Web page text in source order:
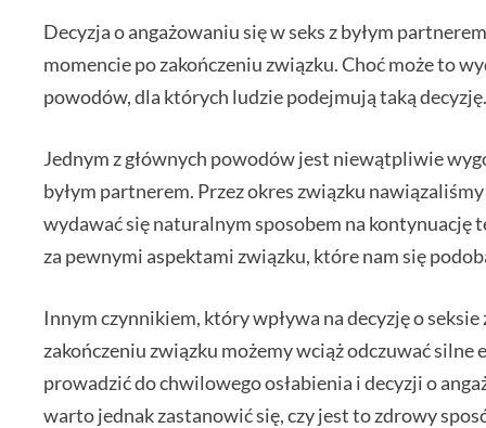
Decyzja o angażowaniu się w seks z byłym
momencie po zakończeniu związku. Choć może to
powodów, dla których ludzie podejmują taką decyzję.
Jednym z głównych powodów jest niewątpliwie
byłym partnerem. Przez okres związku
wydawać się naturalnym sposobem na
za pewnymi aspektami związku, które nam się
Innym czynnikiem, który wpływa na decyzję o
zakończeniu związku możemy wciąż odczuwać silne
prowadzić do chwilowego osłabienia i decyzji o
warto jednak zastanowić się, czy jest to zdrowy